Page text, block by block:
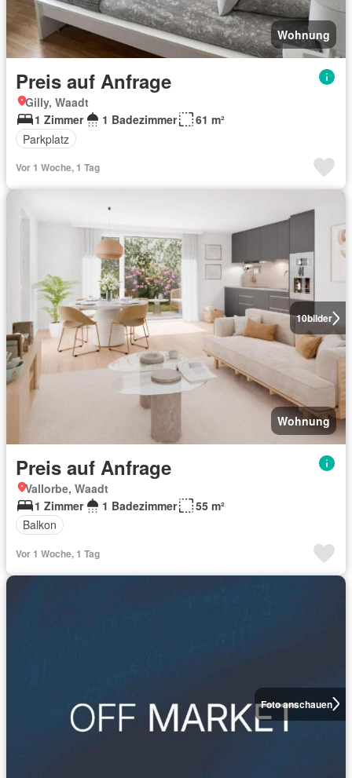
Wohnung
Preis auf Anfrage
Gilly, Waadt
1 Zimmer
1 Badezimmer
61 m²
Parkplatz
Vor 1 Woche, 1 Tag
10bilder
Wohnung
Preis auf Anfrage
Vallorbe, Waadt
1 Zimmer
1 Badezimmer
55 m²
Balkon
Vor 1 Woche, 1 Tag
Foto anschauen